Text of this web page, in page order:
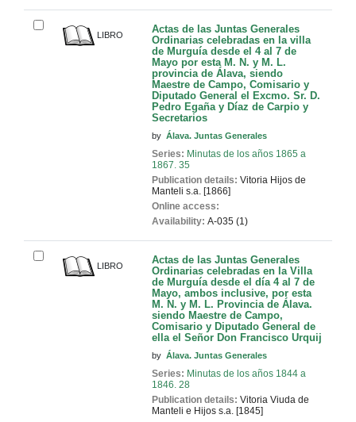
LIBRO
Actas de las Juntas Generales
Ordinarias celebradas en la villa
de Murguía desde el 4 al 7 de
Mayo por esta M. N. y M. L.
provincia de Álava, siendo
Maestre de Campo, Comisario y
Diputado General el Excmo. Sr. D.
Pedro Egaña y Díaz de Carpio y
Secretarios
by Álava. Juntas Generales
Series: Minutas de los años 1865 a
1867. 35
Publication details: Vitoria Hijos de
Manteli s.a. [1866]
Online access:
Availability: A-035 (1)
LIBRO
Actas de las Juntas Generales
Ordinarias celebradas en la Villa
de Murguía desde el día 4 al 7 de
Mayo, ambos inclusive, por esta
M. N. y M. L. Provincia de Álava.
siendo Maestre de Campo,
Comisario y Diputado General de
ella el Señor Don Francisco Urquij
by Álava. Juntas Generales
Series: Minutas de los años 1844 a
1846. 28
Publication details: Vitoria Viuda de
Manteli e Hijos s.a. [1845]